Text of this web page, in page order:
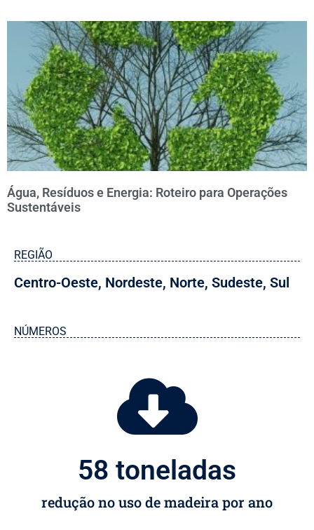
Água, Resíduos e Energia: Roteiro para Operações
Sustentáveis
REGIÃO
Centro-Oeste, Nordeste, Norte, Sudeste, Sul
NÚMEROS
redução no uso de madeira por ano
58 toneladas